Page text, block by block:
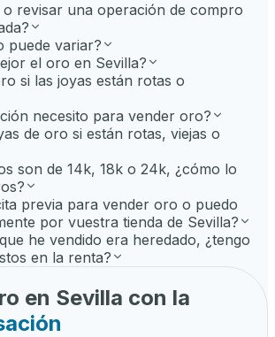
revisar una operación de compro
puede variar?
el oro en Sevilla?
si las joyas están rotas o
necesito para vender oro?
de oro si están rotas, viejas o
son de 14k, 18k o 24k, ¿cómo lo
previa para vender oro o puedo
por vuestra tienda de Sevilla?
he vendido era heredado, ¿tengo
en la renta?
en Sevilla con la